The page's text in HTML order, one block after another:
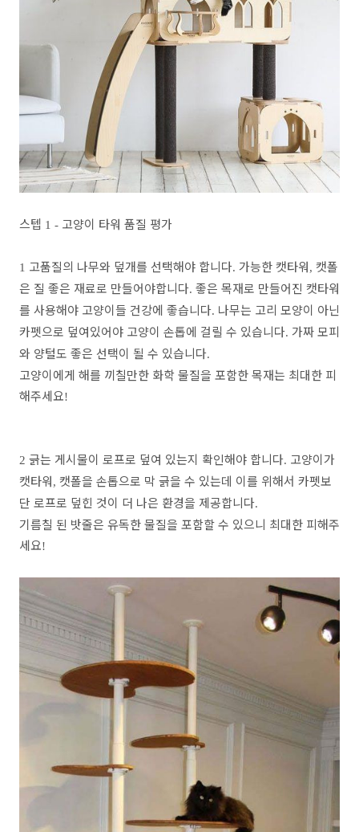
스텝 1 - 고양이 타워 품질 평가
1 고품질의 나무와 덮개를 선택해야 합니다. 가능한 캣타워, 캣폴
은 질 좋은 재료로 만들어야합니다. 좋은 목재로 만들어진 캣타워
를 사용해야 고양이들 건강에 좋습니다. 나무는 고리 모양이 아닌
카펫으로 덮여있어야 고양이 손톱에 걸릴 수 있습니다. 가짜 모피
와 양털도 좋은 선택이 될 수 있습니다.
고양이에게 해를 끼칠만한 화학 물질을 포함한 목재는 최대한 피
해주세요!
2 긁는 게시물이 로프로 덮여 있는지 확인해야 합니다. 고양이가
캣타워, 캣폴을 손톱으로 막 긁을 수 있는데 이를 위해서 카펫보
단 로프로 덮힌 것이 더 나은 환경을 제공합니다.
기름칠 된 밧줄은 유독한 물질을 포함할 수 있으니 최대한 피해주
세요!